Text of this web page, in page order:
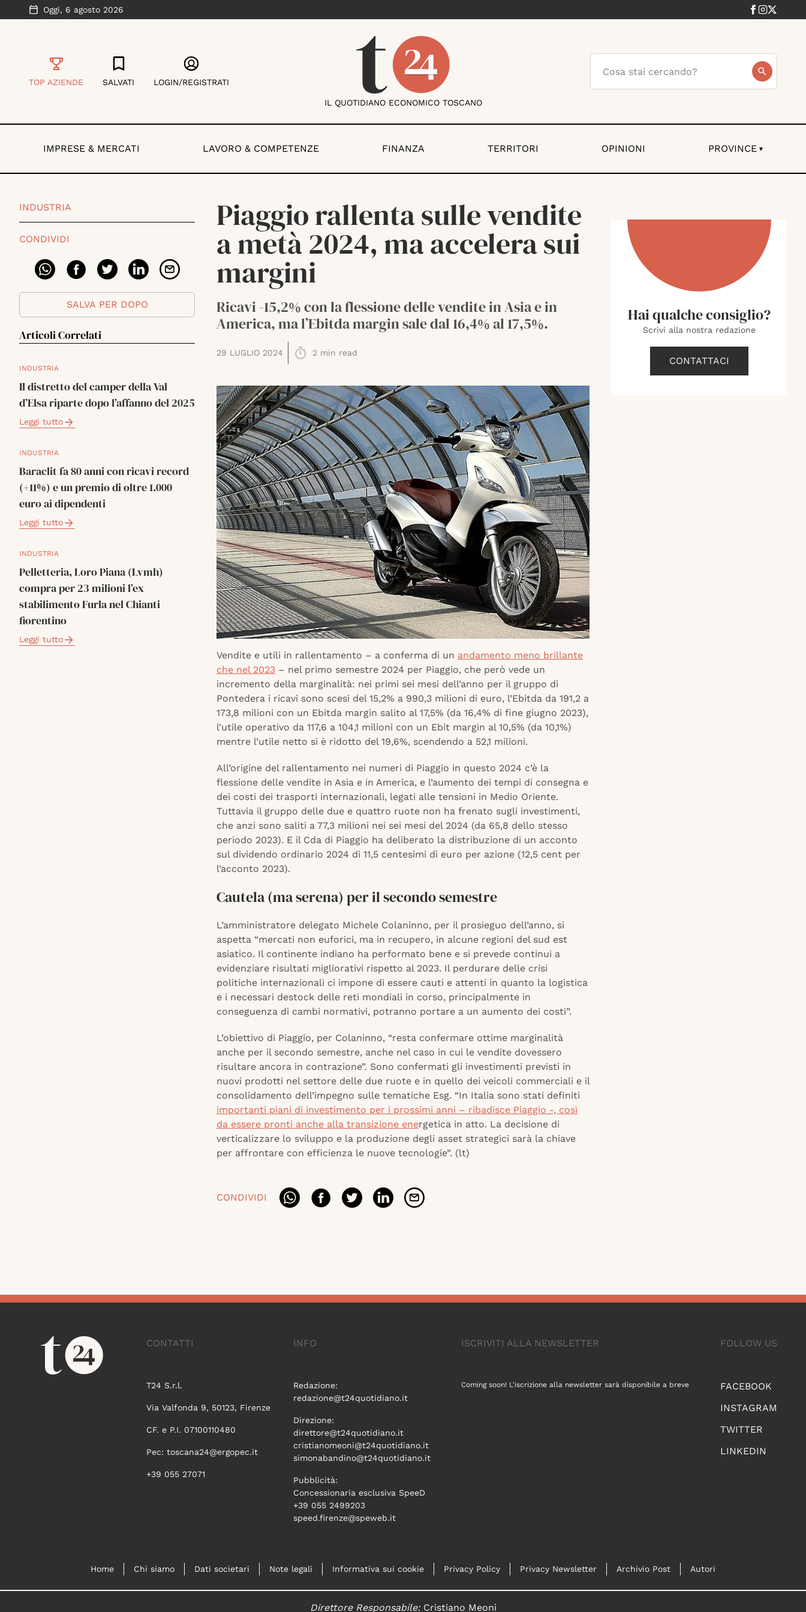
Oggi, 6 agosto 2026
TOP AZIENDE SALVATI LOGIN/REGISTRATI
IL QUOTIDIANO ECONOMICO TOSCANO
IMPRESE & MERCATI LAVORO & COMPETENZE FINANZA TERRITORI OPINIONI PROVINCE ▾
INDUSTRIA
CONDIVIDI
SALVA PER DOPO
Articoli Correlati
INDUSTRIA
Il distretto del camper della Val
d’Elsa riparte dopo l’affanno del 2025
Leggi tutto
INDUSTRIA
Baraclit fa 80 anni con ricavi record
(+11%) e un premio di oltre 1.000
euro ai dipendenti
Leggi tutto
INDUSTRIA
Pelletteria, Loro Piana (Lvmh)
compra per 23 milioni l’ex
stabilimento Furla nel Chianti
fiorentino
Leggi tutto
Piaggio rallenta sulle vendite
a metà 2024, ma accelera sui
margini
Ricavi -15,2% con la flessione delle vendite in Asia e in
America, ma l’Ebitda margin sale dal 16,4% al 17,5%.
29 LUGLIO 2024 2 min read
Vendite e utili in rallentamento – a conferma di un andamento meno brillante
che nel 2023 – nel primo semestre 2024 per Piaggio, che però vede un
incremento della marginalità: nei primi sei mesi dell’anno per il gruppo di
Pontedera i ricavi sono scesi del 15,2% a 990,3 milioni di euro, l’Ebitda da 191,2 a
173,8 milioni con un Ebitda margin salito al 17,5% (da 16,4% di fine giugno 2023),
l’utile operativo da 117,6 a 104,1 milioni con un Ebit margin al 10,5% (da 10,1%)
mentre l’utile netto si è ridotto del 19,6%, scendendo a 52,1 milioni.
All’origine del rallentamento nei numeri di Piaggio in questo 2024 c’è la
flessione delle vendite in Asia e in America, e l’aumento dei tempi di consegna e
dei costi dei trasporti internazionali, legati alle tensioni in Medio Oriente.
Tuttavia il gruppo delle due e quattro ruote non ha frenato sugli investimenti,
che anzi sono saliti a 77,3 milioni nei sei mesi del 2024 (da 65,8 dello stesso
periodo 2023). E il Cda di Piaggio ha deliberato la distribuzione di un acconto
sul dividendo ordinario 2024 di 11,5 centesimi di euro per azione (12,5 cent per
l’acconto 2023).
Cautela (ma serena) per il secondo semestre
L’amministratore delegato Michele Colaninno, per il prosieguo dell’anno, si
aspetta “mercati non euforici, ma in recupero, in alcune regioni del sud est
asiatico. Il continente indiano ha performato bene e si prevede continui a
evidenziare risultati migliorativi rispetto al 2023. Il perdurare delle crisi
politiche internazionali ci impone di essere cauti e attenti in quanto la logistica
e i necessari destock delle reti mondiali in corso, principalmente in
conseguenza di cambi normativi, potranno portare a un aumento dei costi”.
L’obiettivo di Piaggio, per Colaninno, “resta confermare ottime marginalità
anche per il secondo semestre, anche nel caso in cui le vendite dovessero
risultare ancora in contrazione”. Sono confermati gli investimenti previsti in
nuovi prodotti nel settore delle due ruote e in quello dei veicoli commerciali e il
consolidamento dell’impegno sulle tematiche Esg. “In Italia sono stati definiti
importanti piani di investimento per i prossimi anni – ribadisce Piaggio -, così
da essere pronti anche alla transizione energetica in atto. La decisione di
verticalizzare lo sviluppo e la produzione degli asset strategici sarà la chiave
per affrontare con efficienza le nuove tecnologie”. (lt)
CONDIVIDI
Hai qualche consiglio?
Scrivi alla nostra redazione
CONTATTACI
CONTATTI
T24 S.r.l.
Via Valfonda 9, 50123, Firenze
CF. e P.I. 07100110480
Pec: toscana24@ergopec.it
+39 055 27071
INFO
Redazione:
redazione@t24quotidiano.it
Direzione:
direttore@t24quotidiano.it
cristianomeoni@t24quotidiano.it
simonabandino@t24quotidiano.it
Pubblicità:
Concessionaria esclusiva SpeeD
+39 055 2499203
speed.firenze@speweb.it
FOLLOW US
FACEBOOK
INSTAGRAM
TWITTER
LINKEDIN
ISCRIVITI ALLA NEWSLETTER
Coming soon! L'iscrizione alla newsletter sarà disponibile a breve
Home Chi siamo Dati societari Note legali Informativa sui cookie Privacy Policy Privacy Newsletter Archivio Post Autori
Direttore Responsabile:Cristiano Meoni